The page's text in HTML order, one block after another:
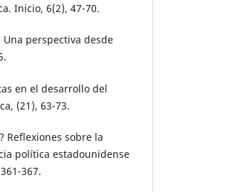
Inicio, 6(2), 47-70.
perspectiva desde
en el desarrollo del
(21), 63-73.
Reflexiones sobre la
política estadounidense
367.